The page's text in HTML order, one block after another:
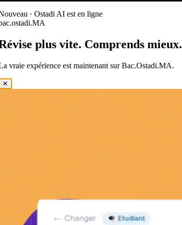
est en ligne
· Ostadi AI est en ligne
plus vite. Comprends mieux.
vraie expérience est maintenant sur Bac.Ostadi.MA.
✕